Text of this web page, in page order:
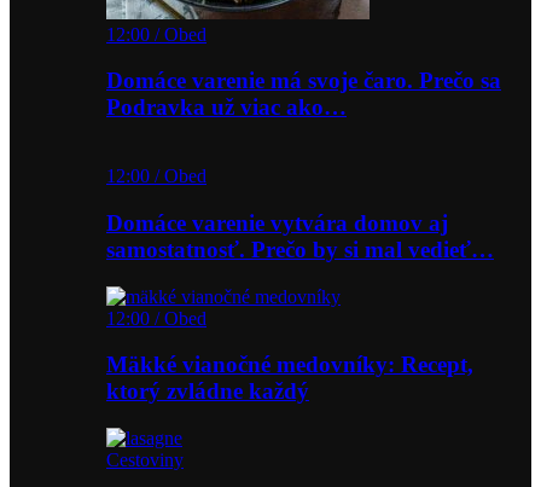
12:00 / Obed
Domáce varenie má svoje čaro. Prečo sa
Podravka už viac ako…
12:00 / Obed
Domáce varenie vytvára domov aj
samostatnosť. Prečo by si mal vedieť…
12:00 / Obed
Mäkké vianočné medovníky: Recept,
ktorý zvládne každý
Cestoviny